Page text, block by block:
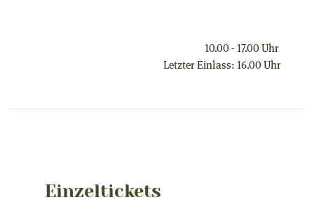
10.00 - 17.00 Uhr
Letzter Einlass: 16.00 Uhr
Einzeltickets